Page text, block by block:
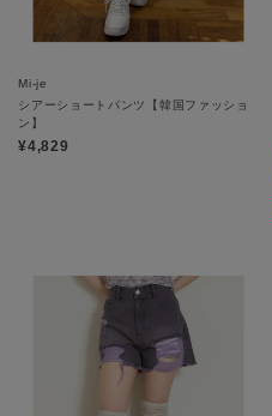
Mi-je
シアーショートパンツ【韓国ファッショ
ン】
¥4,829